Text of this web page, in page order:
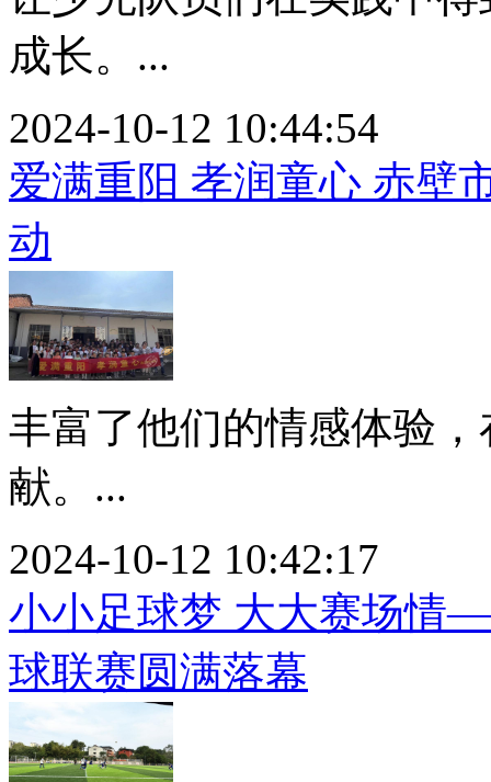
成长。...
2024-10-12 10:44:54
爱满重阳 孝润童心 赤壁
动
丰富了他们的情感体验
献。...
2024-10-12 10:42:17
小小足球梦 大大赛场情
球联赛圆满落幕